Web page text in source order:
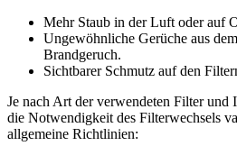
Mehr Staub in der Luft oder auf
Ungewöhnliche Gerüche aus
Brandgeruch.
Sichtbarer Schmutz auf den
Je nach Art der verwendeten Filter und
die Notwendigkeit des Filterwechsels
allgemeine Richtlinien: